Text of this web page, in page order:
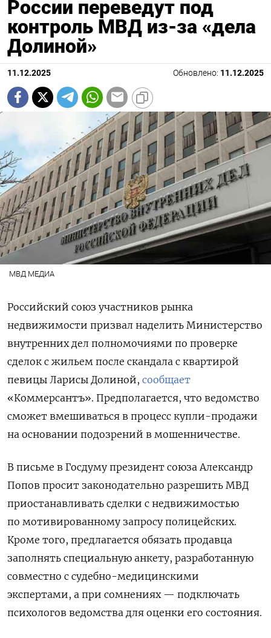
России переведут под
контроль МВД из-за «дела
Долиной»
11.12.2025 Обновлено: 11.12.2025
МВД МЕДИА
Российский союз участников рынка
недвижимости призвал наделить Министерство
внутренних дел полномочиями по проверке
сделок с жильем после скандала с квартирой
певицы Ларисы Долиной, сообщает
«Коммерсантъ». Предполагается, что ведомство
сможет вмешиваться в процесс купли-продажи
на основании подозрений в мошенничестве.
В письме в Госдуму президент союза Александр
Попов просит законодательно разрешить МВД
приостанавливать сделки с недвижимостью
по мотивированному запросу полицейских.
Кроме того, предлагается обязать продавца
заполнять специальную анкету, разработанную
совместно с судебно-медицинскими
экспертами, а при сомнениях — подключать
психологов ведомства для оценки его состояния.